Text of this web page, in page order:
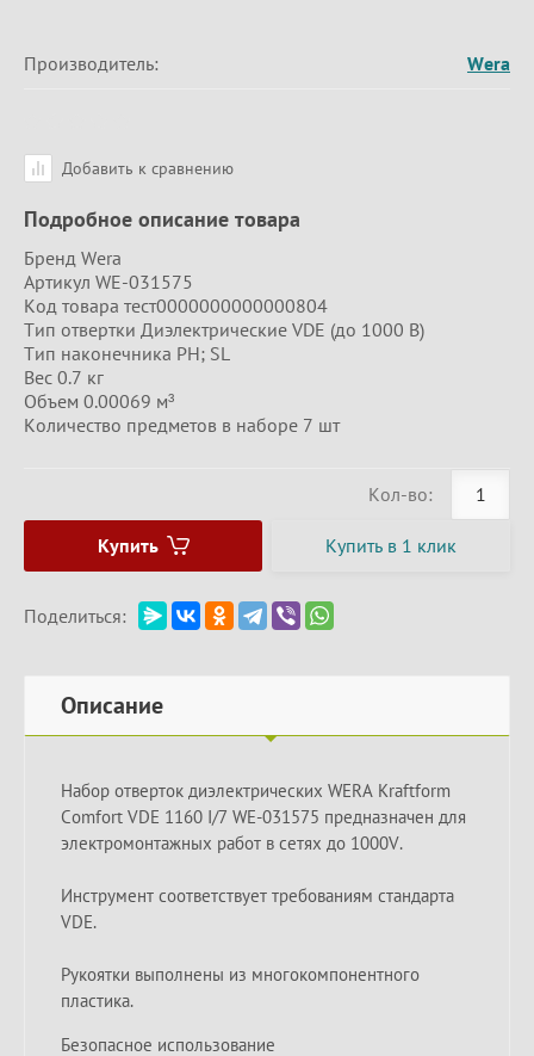
Производитель: Wera
Добавить к сравнению
Подробное описание товара
Бренд Wera
Артикул WE-031575
Код товара тест0000000000000804
Тип отвертки Диэлектрические VDE (до 1000 В)
Тип наконечника PH; SL
Вес 0.7 кг
Объем 0.00069 м³
Количество предметов в наборе 7 шт
Кол-во:
Купить Купить в 1 клик
Поделиться:
Описание
Набор отверток диэлектрических WERA Kraftform
Comfort VDE 1160 I/7 WE-031575 предназначен для
электромонтажных работ в сетях до 1000V.
Инструмент соответствует требованиям стандарта
VDE.
Рукоятки выполнены из многокомпонентного
пластика.
Безопасное использование